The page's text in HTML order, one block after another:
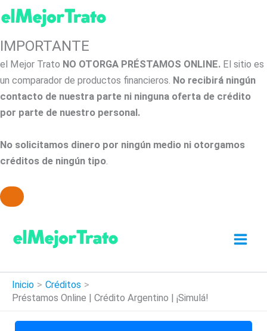
IMPORTANTE
el Mejor Trato NO OTORGA PRÉSTAMOS ONLINE. El sitio es
un comparador de productos financieros. No recibirá ningún
contacto de nuestra parte ni ninguna oferta de crédito
por parte de nuestro personal.
No solicitamos dinero por ningún medio ni otorgamos
créditos de ningún tipo.
contenido
Inicio
Créditos
Préstamos Online | Crédito Argentino | ¡Simulá!